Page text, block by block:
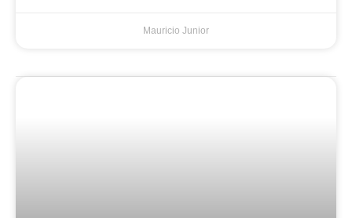
Mauricio Junior